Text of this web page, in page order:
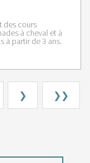
des cours
à cheval et à
à partir de 3 ans.
❯ ❯❯